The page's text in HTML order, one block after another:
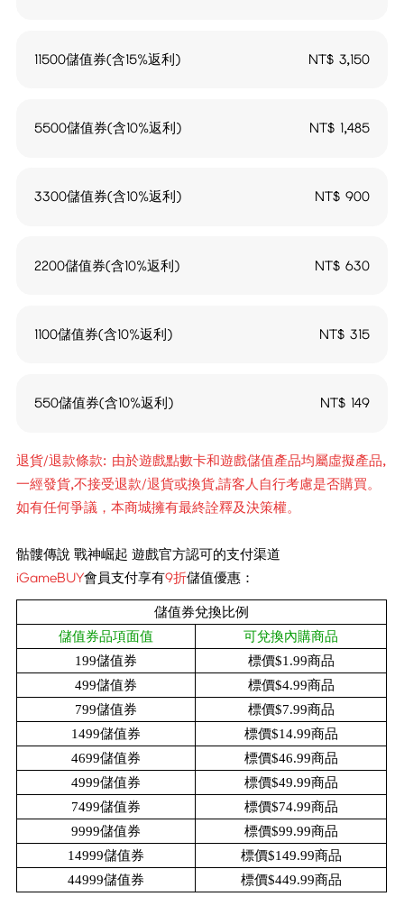
11500儲值券(含15%返利) NT$3,150
5500儲值券(含10%返利) NT$ 1,485
3300儲值券(含10%返利) NT$900
2200儲值券(含10%返利) NT$630
1100儲值券(含10%返利) NT$315
550儲值券(含10%返利) NT$ 149
退貨/退款條款: 由於遊戲點數卡和遊戲儲值產品均屬虛擬產品,
一經發貨,不接受退款/退貨或換貨,請客人自行考慮是否購買。
如有任何爭議，本商城擁有最終詮釋及決策權。
骷髏傳說 戰神崛起 遊戲官方認可的支付渠道
iGameBUY會員支付享有9折儲值優惠：
儲值券兌換比例
儲值券品項面值
可兌換內購商品
199儲值券 標價$1.99商品
499儲值券 標價$4.99商品
799儲值券 標價$7.99商品
1499儲值券 標價$14.99商品
4699儲值券 標價$46.99商品
4999儲值券 標價$49.99商品
7499儲值券 標價$74.99商品
9999儲值券 標價$99.99商品
14999儲值券
標價$149.99商品
44999儲值券
標價$449.99商品